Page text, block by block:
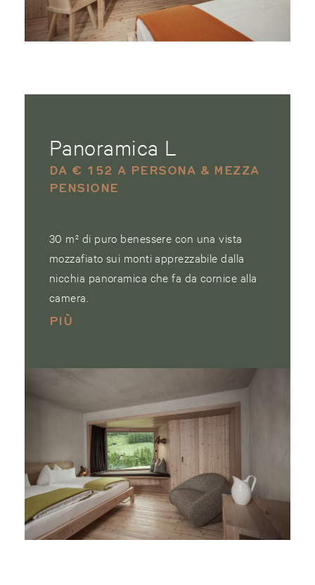
Panoramica L
DA € 152 A PERSONA & MEZZA
PENSIONE
30 m² di puro benessere con una vista
mozzafiato sui monti apprezzabile dalla
nicchia panoramica che fa da cornice alla
camera.
PIÙ